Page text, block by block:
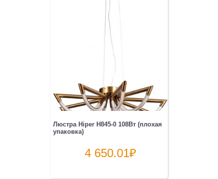
Люстра Hiper H845-0 108Вт (плохая
упаковка)
4 650.01₽